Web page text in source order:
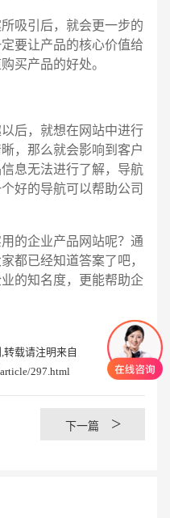
引后，就会更一步的
要让产品的核心价值给
买产品的好处。
后，就想在网站中进行
，那么就会影响到客户
息无法进行了解，导航
好的导航可以帮助公司
企业产品网站呢？通
都已经知道答案了吧，
的知名度，更能帮助企
载请注明来自
297.html
下一篇 >